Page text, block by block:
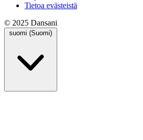
Tietoa evästeistä
© 2025 Dansani
suomi (Suomi)